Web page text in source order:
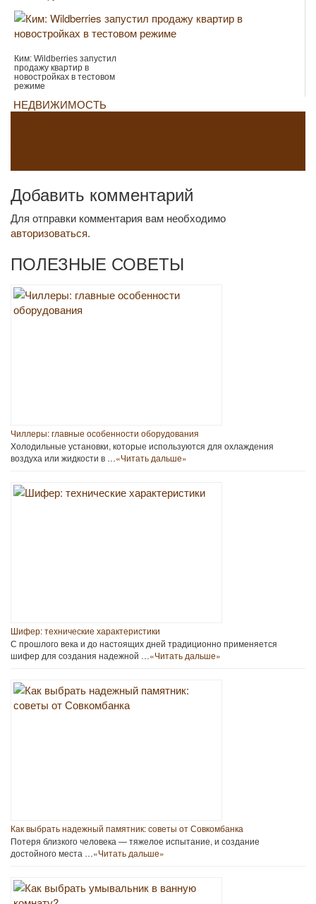
Ким: Wildberries запустил
продажу квартир в
новостройках в тестовом
режиме
НЕДВИЖИМОСТЬ
записям
Добавить комментарий
Для отправки комментария вам необходимо
авторизоваться.
ПОЛЕЗНЫЕ СОВЕТЫ
Чиллеры: главные особенности оборудования
Холодильные установки, которые используются для охлаждения
воздуха или жидкости в …«Читать дальше»
Шифер: технические характеристики
С прошлого века и до настоящих дней традиционно применяется
шифер для создания надежной …«Читать дальше»
Как выбрать надежный памятник: советы от Совкомбанка
Потеря близкого человека — тяжелое испытание, и создание
достойного места …«Читать дальше»